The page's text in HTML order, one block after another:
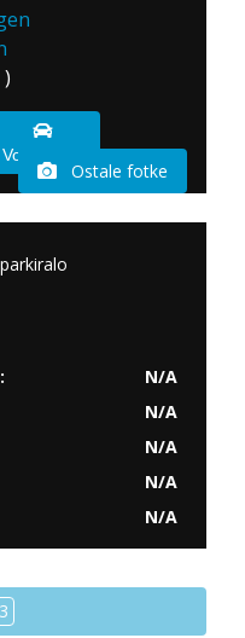
Vozio sam
Ostale fotke
N/A
N/A
N/A
N/A
N/A
3